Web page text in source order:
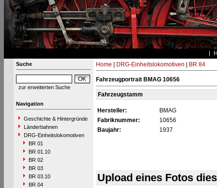
Suche
zur erweiterten Suche
Navigation
Geschichte & Hintergründe
Länderbahnen
DRG-Einheitslokomotiven
BR 01
BR 01.10
BR 02
BR 03
BR 03.10
BR 04
Home DRG-Einheitslokomotiven BR 84
Fahrzeugportrait BMAG 10656
Fahrzeugstamm
Hersteller:
BMAG
Fabriknummer:
10656
Baujahr:
1937
Upload eines Fotos